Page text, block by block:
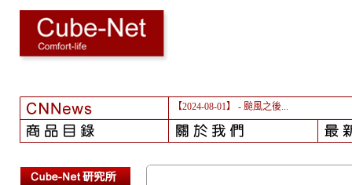
【2024-08-01】 - 颱風之後...